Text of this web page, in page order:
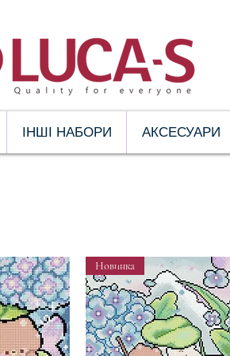
ІНШІ НАБОРИ АКСЕСУАРИ
Новинка